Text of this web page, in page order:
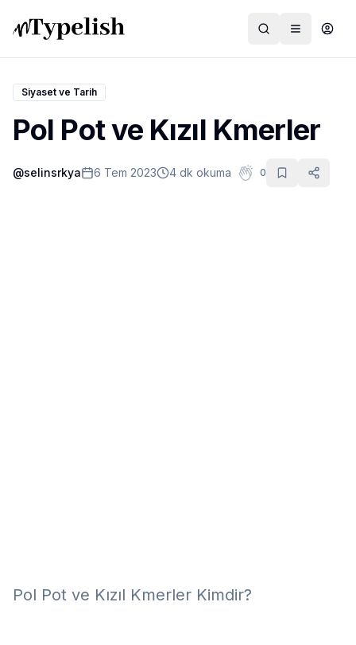
Dünya
Film ve Dizi
Siyaset ve Tarih
Pol Pot ve Kızıl Kmerler
@selinsrkya 6 Tem 2023 4 dk okuma 0
Pol Pot ve Kızıl Kmerler Kimdir?